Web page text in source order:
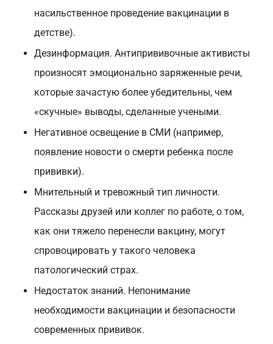
насильственное проведение вакцинации в
детстве).
Дезинформация. Антипрививочные активисты
произносят эмоционально заряженные речи,
которые зачастую более убедительны, чем
«скучные» выводы, сделанные учеными.
Негативное освещение в СМИ (например,
появление новости о смерти ребенка после
прививки).
Мнительный и тревожный тип личности.
Рассказы друзей или коллег по работе, о том,
как они тяжело перенесли вакцину, могут
спровоцировать у такого человека
патологический страх.
Недостаток знаний. Непонимание
необходимости вакцинации и безопасности
современных прививок.